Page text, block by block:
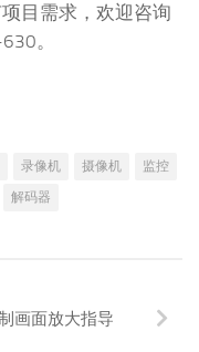
目需求，欢迎咨询
。
录像机 摄像机
监控
解码器
画面放大指导